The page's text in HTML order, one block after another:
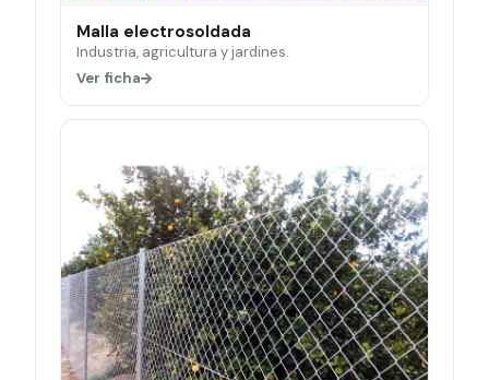
Malla electrosoldada
Industria, agricultura y jardines.
Ver ficha